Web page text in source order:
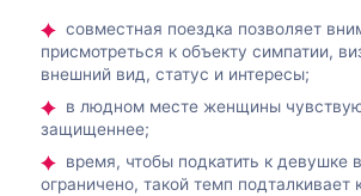
совместная поездка позволяет
присмотреться к объекту симпатии,
внешний вид, статус и интересы;
в людном месте женщины
защищеннее;
время, чтобы подкатить к девушке
ограничено, такой темп подталкивает